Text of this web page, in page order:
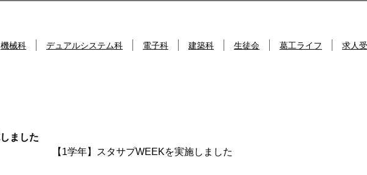
機械科 デュアルシステム科 電子科 建築科 生徒会 葛工ライフ 求人
ました
【1学年】スタサプWEEKを実施しました